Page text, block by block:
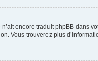
encore traduit phpBB dans
Vous trouverez plus